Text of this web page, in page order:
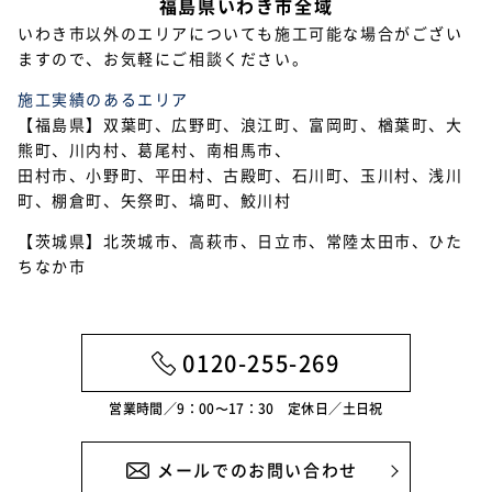
福島県いわき市全域
いわき市以外のエリアについても施工可能な場合がござい
ますので、お気軽にご相談ください。
施工実績のあるエリア
【福島県】双葉町、広野町、浪江町、富岡町、楢葉町、大
熊町、川内村、葛尾村、南相馬市、
田村市、小野町、平田村、古殿町、石川町、玉川村、浅川
町、棚倉町、矢祭町、塙町、鮫川村
【茨城県】北茨城市、高萩市、日立市、常陸太田市、ひた
ちなか市
0120-255-269
営業時間／9：00〜17：30 定休日／土日祝
メールでのお問い合わせ